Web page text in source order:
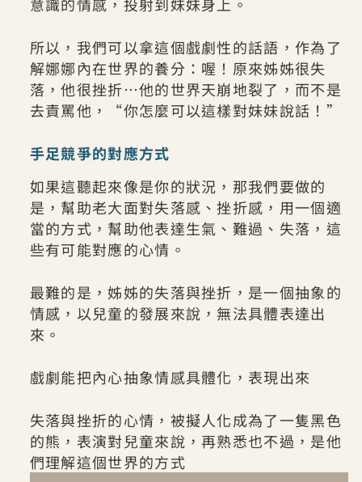
所以，我們可以拿這個戲劇性的話語，作為了
解娜娜內在世界的養分：喔！原來姊姊很失
落，他很挫折…他的世界天崩地裂了，而不是
去責罵他，“你怎麼可以這樣對妹妹說話！”
手足競爭的對應方式
如果這聽起來像是你的狀況，那我們要做的
是，幫助老大面對失落感、挫折感，用一個適
當的方式，幫助他表達生氣、難過、失落，這
些有可能對應的心情。
最難的是，姊姊的失落與挫折，是一個抽象的
情感，以兒童的發展來說，無法具體表達出
來。
戲劇能把內心抽象情感具體化，表現出來
失落與挫折的心情，被擬人化成為了一隻黑色
的熊，表演對兒童來說，再熟悉也不過，是他
們理解這個世界的方式